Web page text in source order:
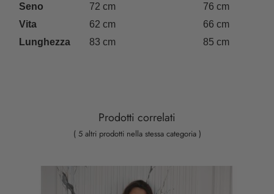
Seno
72 cm
76 cm
Vita
62 cm
66 cm
Lunghezza
83 cm 85 cm
Prodotti correlati
( 5 altri prodotti nella stessa categoria )